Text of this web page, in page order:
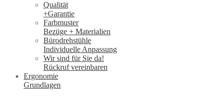
Qualität
+Garantie
Farbmuster
Bezüge + Materialien
Bürodrehstühle
Individuelle Anpassung
Wir sind für Sie da!
Rückruf vereinbaren
Ergonomie
Grundlagen